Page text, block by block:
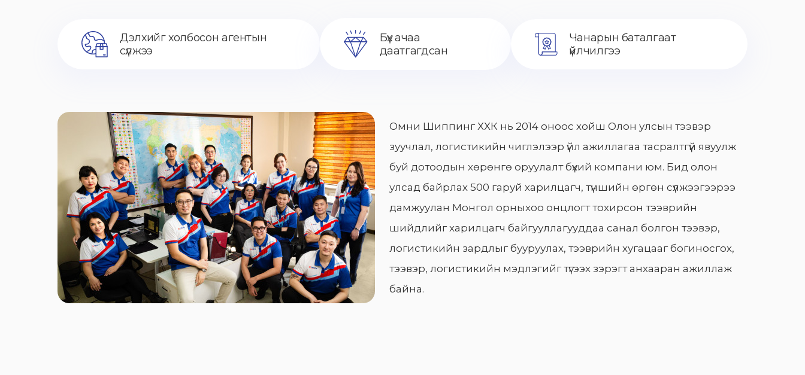
Дэлхийг холбосон агентын
сүлжээ
Бүх ачаа
даатгагдсан
Чанарын баталгаат
үйлчилгээ
Омни Шиппинг ХХК нь 2014 оноос хойш Олон улсын тээвэр
зуучлал, логистикийн чиглэлээр үйл ажиллагаа тасралтгүй явуулж
буй дотоодын хөрөнгө оруулалт бүхий компани юм. Бид олон
улсад байрлах 500 гаруй харилцагч, түншийн өргөн сүлжээгээрээ
дамжуулан Монгол орныхоо онцлогт тохирсон тээврийн
шийдлийг харилцагч байгууллагууддаа санал болгон тээвэр,
логистикийн зардлыг бууруулах, тээврийн хугацааг богиносгох,
тээвэр, логистикийн мэдлэгийг түгээх зэрэгт анхааран ажиллаж
байна.